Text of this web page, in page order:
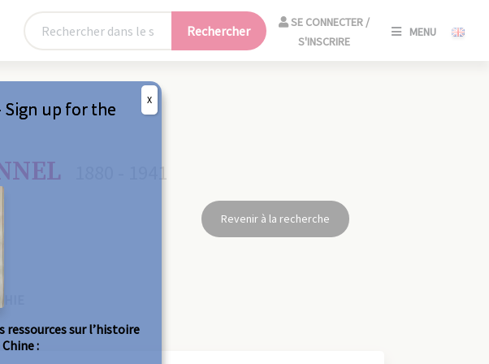
Rechercher
SE CONNECTER /
S'INSCRIRE
MENU
1880 - 1941
Revenir à la recherche
Sign up for the
ressources sur l’histoire
:
X